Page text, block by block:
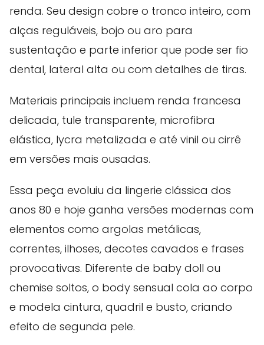
renda. Seu design cobre o tronco inteiro, com
alças reguláveis, bojo ou aro para
sustentação e parte inferior que pode ser fio
dental, lateral alta ou com detalhes de tiras.
Materiais principais incluem renda francesa
delicada, tule transparente, microfibra
elástica, lycra metalizada e até vinil ou cirrê
em versões mais ousadas.
Essa peça evoluiu da lingerie clássica dos
anos 80 e hoje ganha versões modernas com
elementos como argolas metálicas,
correntes, ilhoses, decotes cavados e frases
provocativas. Diferente de baby doll ou
chemise soltos, o body sensual cola ao corpo
e modela cintura, quadril e busto, criando
efeito de segunda pele.